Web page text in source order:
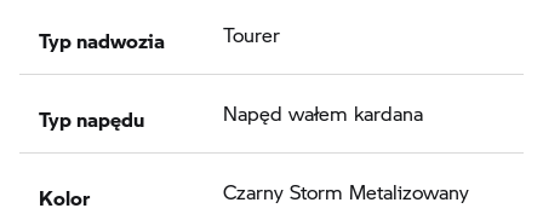
Typ nadwozia Tourer
Typ napędu Napęd wałem kardana
Kolor Czarny Storm Metalizowany